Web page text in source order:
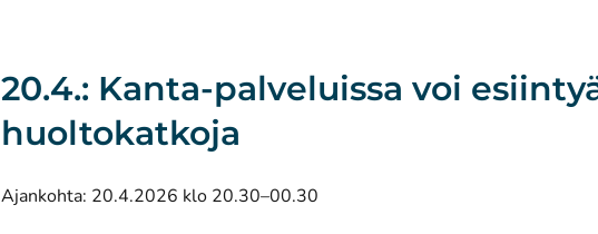
20.4.: Kanta-palveluissa voi
huoltokatkoja
Ajankohta: 20.4.2026 klo 20.30–00.30